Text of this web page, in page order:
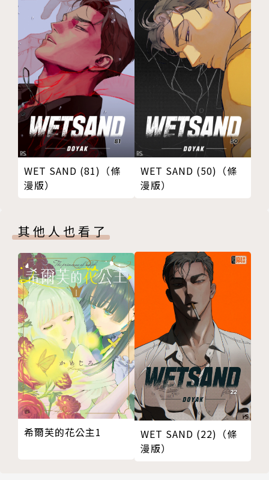
WET SAND (81)（條
漫版）
WET SAND (50)（條
漫版）
其他人也看了
希爾芙的花公主1
WET SAND (22)（條
漫版）